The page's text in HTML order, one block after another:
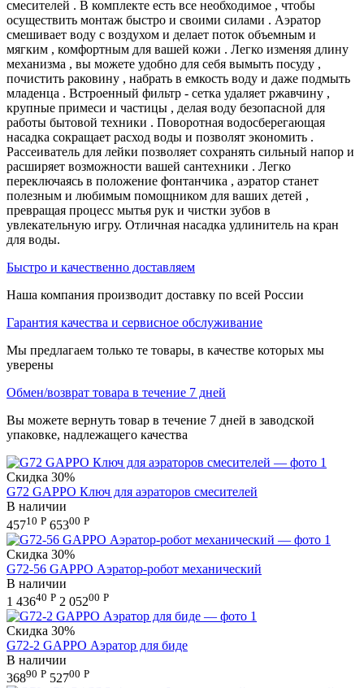
смесителей . В комплекте есть все необходимое , чтобы
осуществить монтаж быстро и своими силами . Аэратор
смешивает воду с воздухом и делает поток объемным и
мягким , комфортным для вашей кожи . Легко изменяя длину
механизма , вы можете удобно для себя вымыть посуду ,
почистить раковину , набрать в емкость воду и даже подмыть
младенца . Встроенный фильтр - сетка удаляет ржавчину ,
крупные примеси и частицы , делая воду безопасной для
работы бытовой техники . Поворотная водосберегающая
насадка сокращает расход воды и позволят экономить .
Рассеиватель для лейки позволяет сохранять сильный напор и
расширяет возможности вашей сантехники . Легко
переключаясь в положение фонтанчика , аэратор станет
полезным и любимым помощником для ваших детей ,
превращая процесс мытья рук и чистки зубов в
увлекательную игру. Отличная насадка удлинитель на кран
для воды.
Быстро и качественно доставляем
Наша компания производит доставку по всей России
Гарантия качества и сервисное обслуживание
Мы предлагаем только те товары, в качестве которых мы
уверены
Обмен/возврат товара в течение 7 дней
Вы можете вернуть товар в течение 7 дней в заводской
упаковке, надлежащего качества
Скидка 30%
G72 GAPPO Ключ для аэраторов смесителей
В наличии
45710 Р 65300 Р
Скидка 30%
G72-56 GAPPO Аэратор-робот механический
В наличии
1 43640 Р 2 05200 Р
Скидка 30%
G72-2 GAPPO Аэратор для биде
В наличии
36890 Р 52700 Р